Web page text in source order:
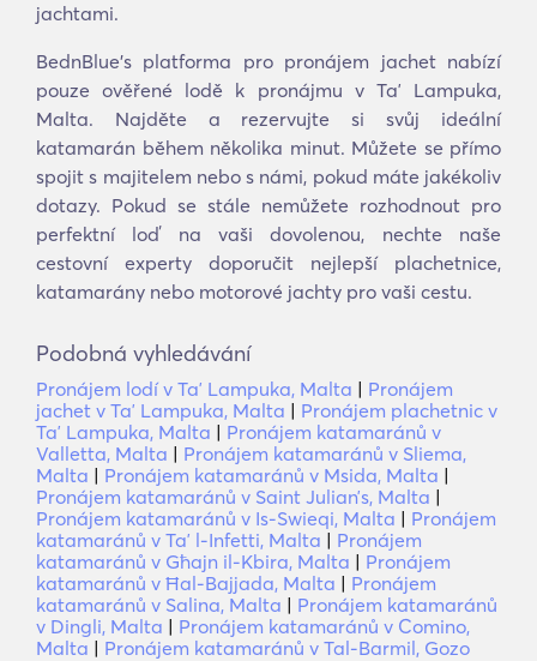
jachtami.
BednBlue's platforma pro pronájem jachet nabízí
pouze ověřené lodě k pronájmu v Taʼ Lampuka,
Malta. Najděte a rezervujte si svůj ideální
katamarán během několika minut. Můžete se přímo
spojit s majitelem nebo s námi, pokud máte jakékoliv
dotazy. Pokud se stále nemůžete rozhodnout pro
perfektní loď na vaši dovolenou, nechte naše
cestovní experty doporučit nejlepší plachetnice,
katamarány nebo motorové jachty pro vaši cestu.
Podobná vyhledávání
Pronájem lodí v Taʼ Lampuka, Malta | Pronájem
jachet v Taʼ Lampuka, Malta | Pronájem plachetnic v
Taʼ Lampuka, Malta | Pronájem katamaránů v
Valletta, Malta | Pronájem katamaránů v Sliema,
Malta | Pronájem katamaránů v Msida, Malta |
Pronájem katamaránů v Saint Julianʼs, Malta |
Pronájem katamaránů v Is-Swieqi, Malta | Pronájem
katamaránů v Taʼ l-Infetti, Malta | Pronájem
katamaránů v Għajn il-Kbira, Malta | Pronájem
katamaránů v Ħal-Bajjada, Malta | Pronájem
katamaránů v Salina, Malta | Pronájem katamaránů
v Dingli, Malta | Pronájem katamaránů v Comino,
Malta | Pronájem katamaránů v Tal-Barmil, Gozo